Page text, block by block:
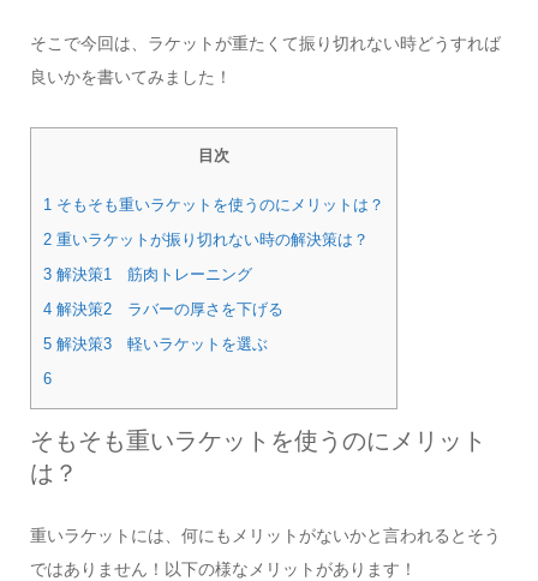
そこで今回は、ラケットが重たくて振り切れない時どうすれば
良いかを書いてみました！
目次
1 そもそも重いラケットを使うのにメリットは？
2 重いラケットが振り切れない時の解決策は？
3 解決策1 筋肉トレーニング
4 解決策2 ラバーの厚さを下げる
5 解決策3 軽いラケットを選ぶ
6
そもそも重いラケットを使うのにメリット
は？
重いラケットには、何にもメリットがないかと言われるとそう
ではありません！以下の様なメリットがあります！